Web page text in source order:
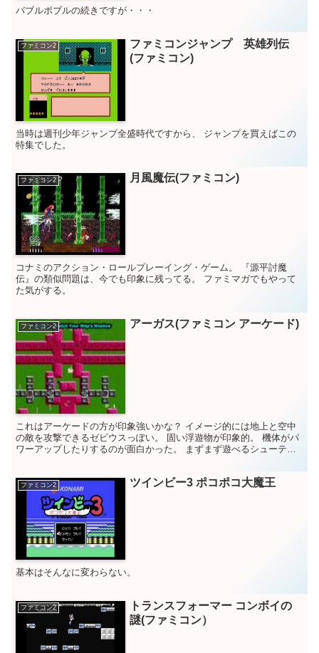
バブルボブルの続きですが・・・
ファミコン2
ファミコンジャンプ 英雄列伝
(ファミコン)
当時は週刊少年ジャンプ全盛時代ですから、 ジャンプを買えばこの
特集でした。
ファミコン2 月風魔伝(ファミコン)
コナミのアクション・ロールプレーイング・ゲーム。 『源平討魔
伝』の類似問題は、今でも印象に残ってる。 ファミマガでもやって
た気がする。
ファミコン2 アーガス(ファミコン アーケード)
これはアーケードの方が印象強いかな？ イメージ的には地上と空中
の敵を攻撃できるゼビウスっぽい。 固い浮遊物が印象的。 機体がパ
ワーアップしたりするのが面白かった。 まずまず遊べるシューティ
ファミコン2 ツインビー3 ポコポコ大魔王
基本はそんなに変わらない。
ファミコン2
トランスフォーマー コンボイの
謎(ファミコン）